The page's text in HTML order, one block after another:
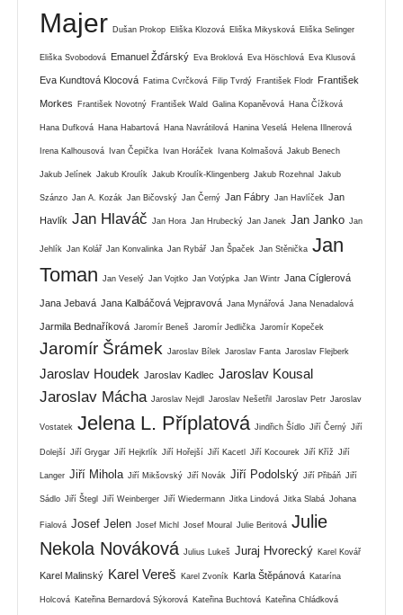
Majer Dušan Prokop Eliška Klozová Eliška Mikysková Eliška Selinger
Eliška Svobodová Emanuel Žďárský Eva Broklová Eva Höschlová Eva Klusová
Eva Kundtová Klocová Fatima Cvrčková Filip Tvrdý František Flodr František
Morkes František Novotný František Wald Galina Kopaněvová Hana Čížková
Hana Dufková Hana Habartová Hana Navrátilová Hanina Veselá Helena Illnerová
Irena Kalhousová Ivan Čepička Ivan Horáček Ivana Kolmašová Jakub Benech
Jakub Jelínek Jakub Kroulík Jakub Kroulík-Klingenberg Jakub Rozehnal Jakub
Szánzo Jan A. Kozák Jan Bičovský Jan Černý Jan Fábry Jan Havlíček Jan
Havlík Jan Hlaváč Jan Hora Jan Hrubecký Jan Janek Jan Janko Jan
Jehlík Jan Kolář Jan Konvalinka Jan Rybář Jan Špaček Jan Stěnička Jan
Toman
Jan Veselý Jan Vojtko Jan Votýpka Jan Wintr Jana Cíglerová
Jana Jebavá Jana Kalbáčová Vejpravová Jana Mynářová Jana Nenadalová
Jarmila Bednaříková Jaromír Beneš Jaromír Jedlička Jaromír Kopeček
Jaromír Šrámek Jaroslav Bílek Jaroslav Fanta Jaroslav Flejberk
Jaroslav Houdek Jaroslav Kadlec Jaroslav Kousal
Jaroslav Mácha Jaroslav Nejdl Jaroslav Nešetřil Jaroslav Petr Jaroslav
Vostatek Jelena L. Příplatová Jindřich Šídlo Jiří Černý Jiří
Dolejší Jiří Grygar Jiří Hejkrlík Jiří Hořejší Jiří Kacetl Jiří Kocourek Jiří Kříž Jiří
Langer Jiří Mihola Jiří Mikšovský Jiří Novák Jiří Podolský Jiří Přibáň Jiří
Sádlo Jiří Štegl Jiří Weinberger Jiří Wiedermann Jitka Lindová Jitka Slabá Johana
Fialová Josef Jelen Josef Michl Josef Moural Julie Beritová Julie
Nekola Nováková Julius Lukeš Juraj Hvorecký Karel Kovář
Karel Malinský Karel Vereš Karel Zvoník Karla Štěpánová Katarína
Holcová Kateřina Bernardová Sýkorová Kateřina Buchtová Kateřina Chládková